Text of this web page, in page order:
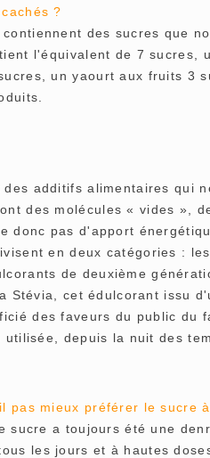
?
des sucres que
l'équivalent de 7 sucres,
un yaourt aux fruits 3
des additifs alimentaires qui
des molécules « vides »,
donc pas d'apport
en deux catégories :
de deuxième
Stévia, cet édulcorant issu
des faveurs du public
depuis la nuit des
pas mieux préférer le sucre
sucre a toujours été une
les jours et à hautes